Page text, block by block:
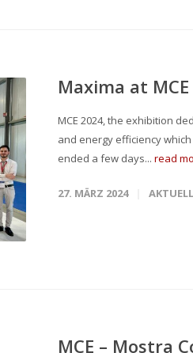
Maxima at
MCE 2024, the exhibition
and energy efficiency
ended a few days... read
27. MÄRZ 2024
MCE – Mostra